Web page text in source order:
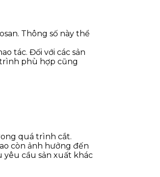
Thông số này thể
tác. Đối với các sản
phù hợp cũng
quá trình cắt.
còn ảnh hưởng đến
yêu cầu sản xuất khác